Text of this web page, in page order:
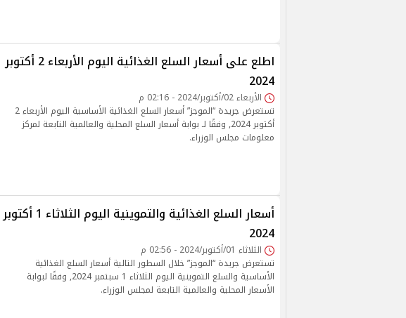
اطلع على أسعار السلع الغذائية اليوم الأربعاء 2 أكتوبر
2024
الأربعاء 02/أكتوبر/2024 - 02:16 م
تستعرض جريدة “الموجز” أسعار السلع الغذائية الأساسية اليوم الأربعاء 2
أكتوبر 2024, وفقًا لـ بوابة أسعار السلع المحلية والعالمية التابعة لمركز
معلومات مجلس الوزراء.
أسعار السلع الغذائية والتموينية اليوم الثلاثاء 1 أكتوبر
2024
الثلاثاء 01/أكتوبر/2024 - 02:56 م
تستعرض جريدة “الموجز” خلال السطور التالية أسعار السلع الغذائية
الأساسية والسلع التموينية اليوم الثلاثاء 1 سبتمبر 2024, وفقًا لبوابة
الأسعار المحلية والعالمية التابعة لمجلس الوزراء.